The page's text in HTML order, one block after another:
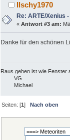
Ilschy1970
Re: ARTE/Xenius
«Antwort #3 am:
Danke für den schönen
Raus gehen ist wie Fenster
VG
Michael
Seiten: [1]Nach oben